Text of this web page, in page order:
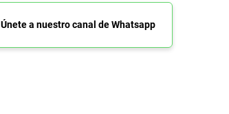
Únete a nuestro canal de Whatsapp